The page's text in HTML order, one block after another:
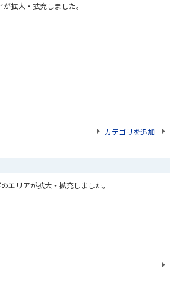
拡大・拡充しました。
カテゴリを追加 ｜
エリアが拡大・拡充しました。